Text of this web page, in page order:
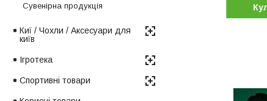
Сувенірна продукція
Киї / Чохли / Аксесуари для
київ
Ігротека
Спортивні товари